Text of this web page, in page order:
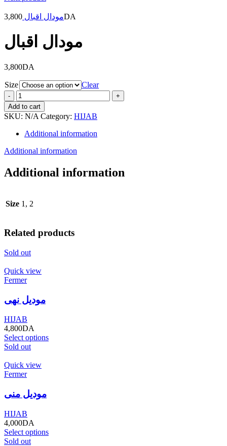
مودال اقبال 3,800 DA
مودال اقبال
3,800DA
Size
Clear
مودال
اقبال
quantity
Add to cart
SKU: N/A Category: HIJAB
Additional information
Additional information
Additional information
Size 1, 2
Related products
Sold out
Quick view
Fermer
موديل نهى
HIJAB
4,800DA
Select options
Sold out
Quick view
Fermer
موديل منى
HIJAB
4,000DA
Select options
Sold out